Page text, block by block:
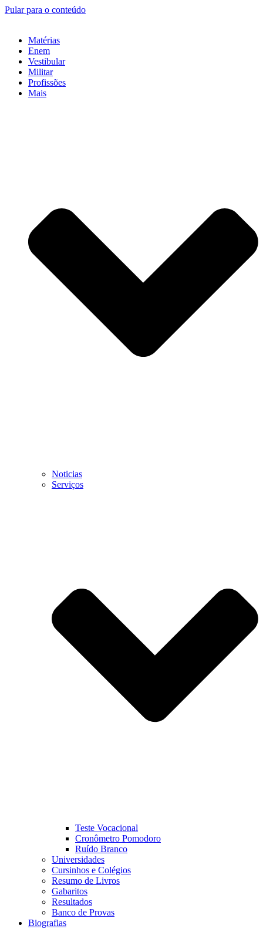
Pular para o conteúdo
Matérias
Enem
Vestibular
Militar
Profissões
Mais
Noticias
Serviços
Teste Vocacional
Cronômetro Pomodoro
Ruído Branco
Universidades
Cursinhos e Colégios
Resumo de Livros
Gabaritos
Resultados
Banco de Provas
Biografias